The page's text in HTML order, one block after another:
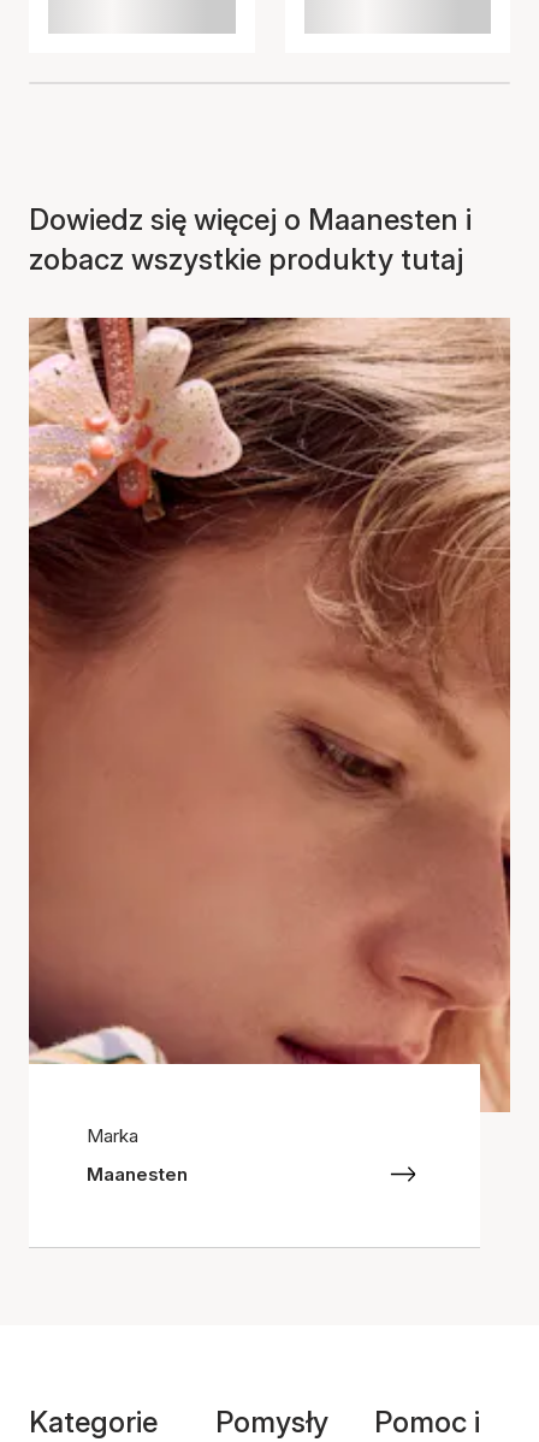
Dowiedz się więcej o Maanesten i
zobacz wszystkie produkty tutaj
Marka
Maanesten
Kategorie
Pomysły
Pomoc i